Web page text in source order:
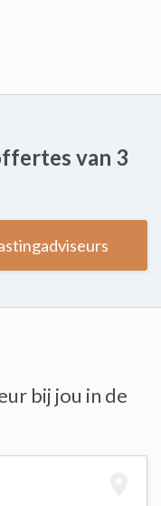
van 3
bij jou in de